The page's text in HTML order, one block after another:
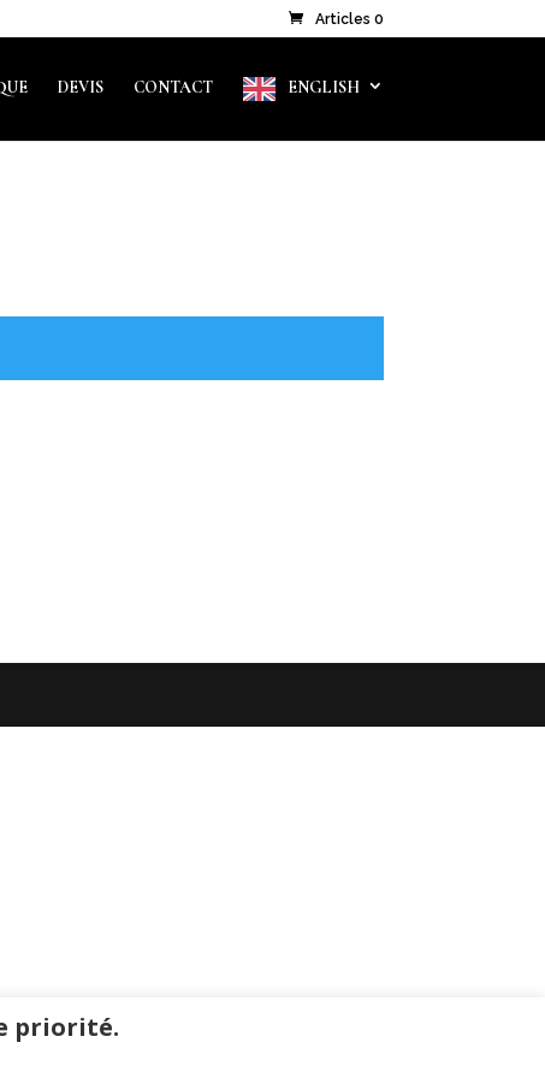
Articles 0
DEVIS CONTACT ENGLISH
priorité.